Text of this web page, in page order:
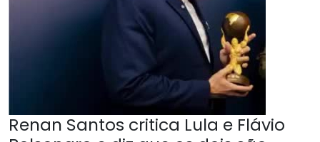
Renan Santos critica Lula e Flávio